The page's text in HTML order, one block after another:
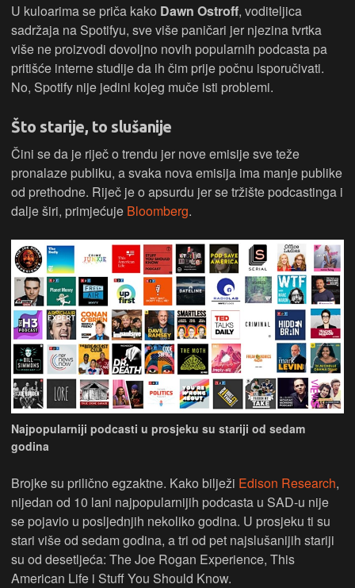
U kuloarima se priča kako Dawn Ostroff, voditeljica
sadržaja na Spotifyu, sve više paničari jer njezina tvrtka
više ne proizvodi dovoljno novih popularnih podcasta pa
pritišće interne studije da ih čim prije počnu isporučivati.
No, Spotify nije jedini kojeg muče isti problemi.
Što starije, to slušanije
Čini se da je riječ o trendu jer nove emisije sve teže
pronalaze publiku, a svaka nova emisija ima manje publike
od prethodne. Riječ je o apsurdu jer se tržište podcastinga i
dalje širi, primjećuje Bloomberg.
Najpopularniji podcasti u prosjeku su stariji od sedam
godina
Brojke su prilično egzaktne. Kako bilježi Edison Research,
nijedan od 10 lani najpopularnijih podcasta u SAD-u nije
se pojavio u posljednjih nekoliko godina. U prosjeku ti su
stari više od sedam godina, a tri od pet najslušanijih stariji
su od desetljeća: The Joe Rogan Experience, This
American Life i Stuff You Should Know.